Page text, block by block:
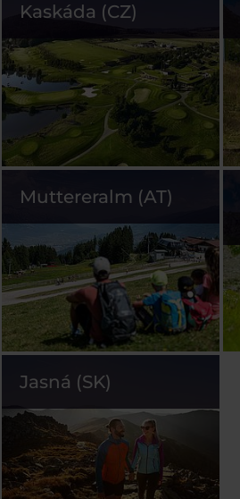
Kaskáda (CZ)
Muttereralm (AT)
Jasná (SK)